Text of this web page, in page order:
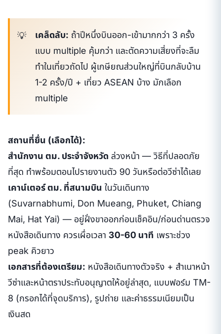
เคล็ดลับ: ถ้าปีหนึ่งบินออก-เข้ามากกว่า 3 ครั้ง
แบบ multiple คุ้มกว่า และตัดความเสี่ยงที่จะลืม
ทำในเที่ยวถัดไป ผู้เกษียณส่วนใหญ่ที่บินกลับบ้าน
1-2 ครั้ง/ปี + เที่ยว ASEAN บ้าง มักเลือก
multiple
สถานที่ยื่น (เลือกได้):
สำนักงาน ตม. ประจำจังหวัด ล่วงหน้า — วิธีที่ปลอดภัย
ที่สุด ทำพร้อมตอนไปรายงานตัว 90 วันหรือต่อวีซ่าได้เลย
เคาน์เตอร์ ตม. ที่สนามบิน ในวันเดินทาง
(Suvarnabhumi, Don Mueang, Phuket, Chiang
Mai, Hat Yai) — อยู่ฝั่งขาออกก่อนเช็คอิน/ก่อนด่านตรวจ
หนังสือเดินทาง ควรเผื่อเวลา 30-60 นาที เพราะช่วง
peak คิวยาว
เอกสารที่ต้องเตรียม: หนังสือเดินทางตัวจริง + สำเนาหน้า
วีซ่าและหน้าตราประทับอนุญาตให้อยู่ล่าสุด, แบบฟอร์ม TM-
8 (กรอกได้ที่จุดบริการ), รูปถ่าย และค่าธรรมเนียมเป็น
เงินสด